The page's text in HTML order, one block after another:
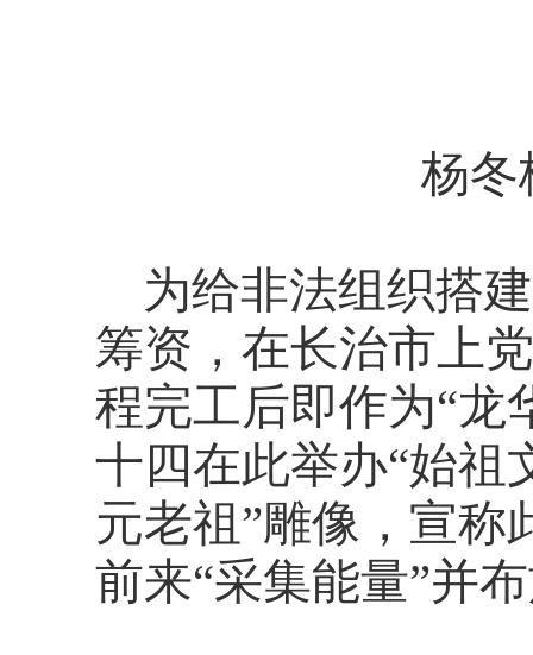
杨冬
为给非法组织搭
筹资，在长治市上
程完工后即作为“龙
十四在此举办“始祖
元老祖”雕像，宣称
前来“采集能量”并